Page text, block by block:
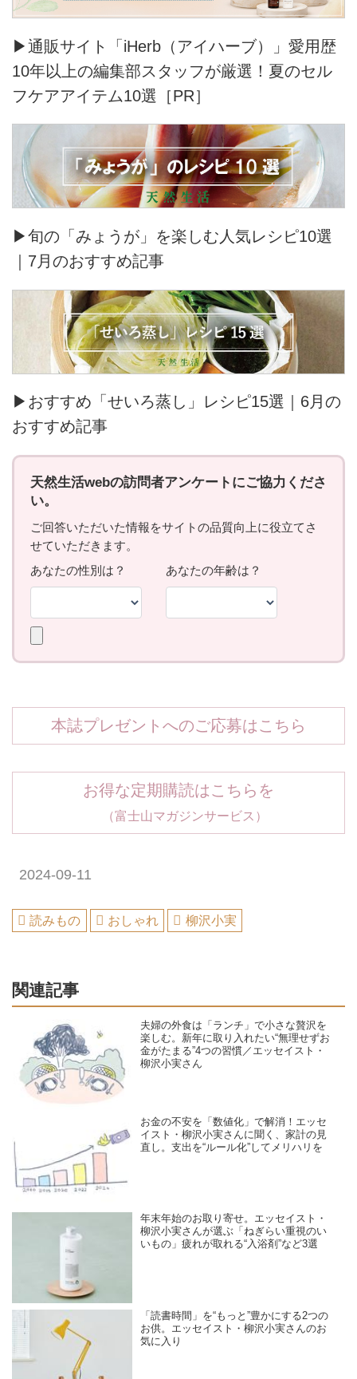
▶通販サイト「iHerb（アイハーブ）」愛用歴
10年以上の編集部スタッフが厳選！夏のセル
フケアアイテム10選［PR］
▶旬の「みょうが」を楽しむ人気レシピ10選
｜7月のおすすめ記事
▶おすすめ「せいろ蒸し」レシピ15選｜6月の
おすすめ記事
本誌プレゼントへのご応募はこちら
お得な定期購読はこちらを
（富士山マガジンサービス）
2024-09-11
読みもの おしゃれ 柳沢小実
関連記事
夫婦の外食は「ランチ」で小さな贅沢を
楽しむ。新年に取り入れたい“無理せずお
金がたまる”4つの習慣／エッセイスト・
柳沢小実さん
お金の不安を「数値化」で解消！エッセ
イスト・柳沢小実さんに聞く、家計の見
直し。支出を“ルール化”してメリハリを
年末年始のお取り寄せ。エッセイスト・
柳沢小実さんが選ぶ「ねぎらい重視のい
いもの」疲れが取れる“入浴剤”など3選
「読書時間」を“もっと”豊かにする2つの
お供。エッセイスト・柳沢小実さんのお
気に入り